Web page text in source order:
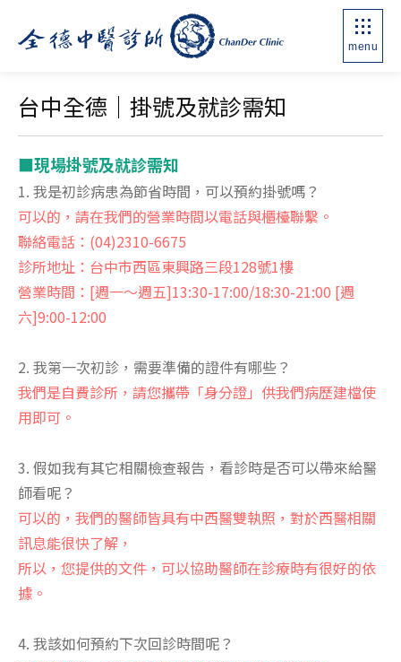
menu
台中全德｜掛號及就診需知
■現場掛號及就診需知
1. 我是初診病患為節省時間，可以預約掛號嗎？
可以的，請在我們的營業時間以電話與櫃檯聯繫。
聯絡電話：(04)2310-6675
診所地址：台中市西區東興路三段128號1樓
營業時間：[週一～週五]13:30-17:00/18:30-21:00 [週
六]9:00-12:00
2. 我第一次初診，需要準備的證件有哪些？
我們是自費診所，請您攜帶「身分證」供我們病歷建檔使
用即可。
3. 假如我有其它相關檢查報告，看診時是否可以帶來給醫
師看呢？
可以的，我們的醫師皆具有中西醫雙執照，對於西醫相關
訊息能很快了解，
所以，您提供的文件，可以協助醫師在診療時有很好的依
據。
4. 我該如何預約下次回診時間呢？